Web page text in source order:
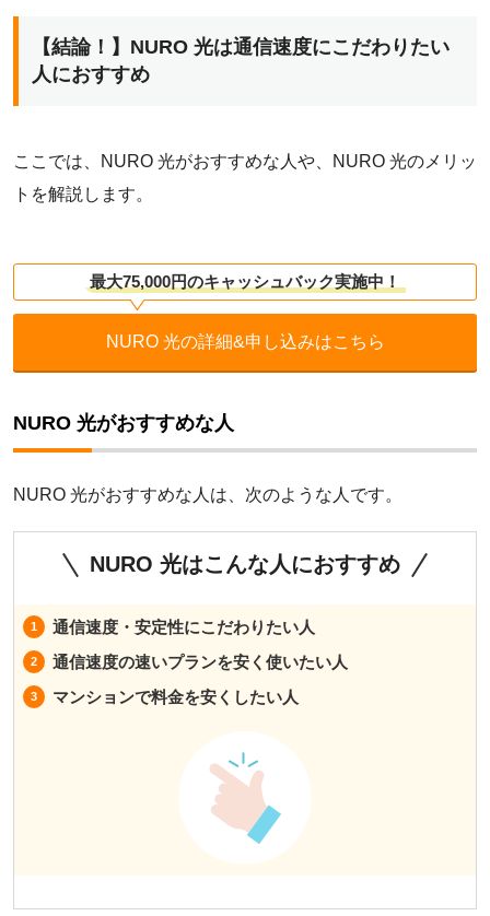
【結論！】NURO 光は通信速度にこだわりたい
人におすすめ
ここでは、NURO 光がおすすめな人や、NURO 光のメリッ
トを解説します。
最大75,000円のキャッシュバック実施中！
NURO 光の詳細&申し込みはこちら
NURO 光がおすすめな人
NURO 光がおすすめな人は、次のような人です。
NURO 光はこんな人におすすめ
通信速度・安定性にこだわりたい人
通信速度の速いプランを安く使いたい人
マンションで料金を安くしたい人